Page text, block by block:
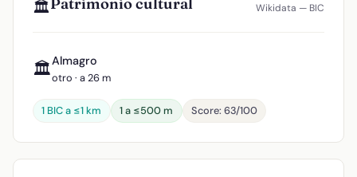
🏛️ Wikidata — BIC
🏛️Almagro
otro · a 26 m
1 BIC a ≤1 km 1 a ≤500 m Score: 63/100